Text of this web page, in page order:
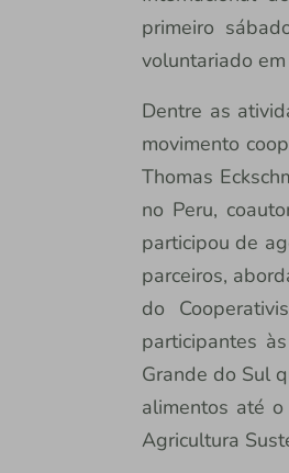
primeiro
voluntariado
Dentre as
movimento
Thomas
no Peru,
participou de
parceiros,
do
participantes
Grande do Sul
alimentos até
Agricultura